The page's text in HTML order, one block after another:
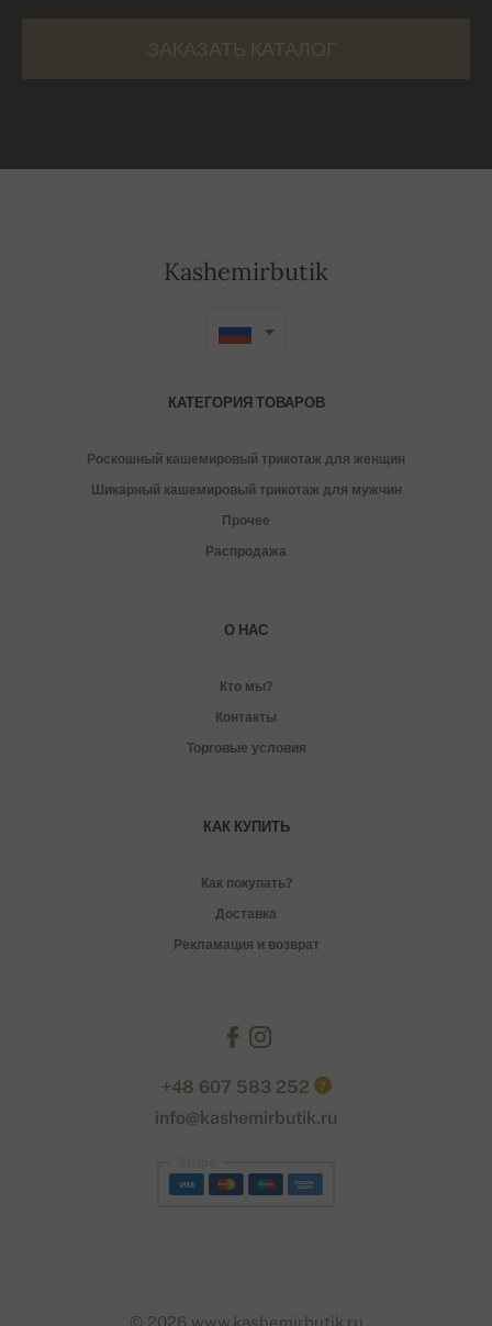
Kashemirbutik
КАТЕГОРИЯ ТОВАРОВ
Роскошный кашемировый трикотаж для женщин
Шикарный кашемировый трикотаж для мужчин
Прочее
Распродажа
О НАС
Кто мы?
Контакты
Торговые условия
КАК КУПИТЬ
Как покупать?
Доставка
Рекламация и возврат
+48 607 583 252 ?
info@kashemirbutik.ru
© 2026 www.kashemirbutik.ru